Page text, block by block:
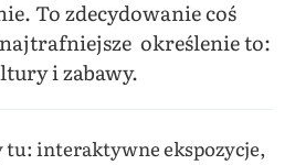
To zdecydowanie coś
określenie to:
i zabawy.
tu: interaktywne ekspozycje,